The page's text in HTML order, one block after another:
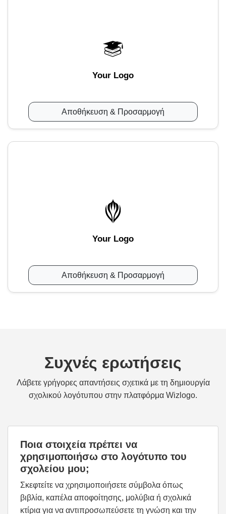
Your Logo
Αποθήκευση & Προσαρμογή
Your Logo
Αποθήκευση & Προσαρμογή
Συχνές ερωτήσεις
Λάβετε γρήγορες απαντήσεις σχετικά με τη δημιουργία
σχολικού λογότυπου στην πλατφόρμα Wizlogo.
Ποια στοιχεία πρέπει να
χρησιμοποιήσω στο λογότυπο του
σχολείου μου;
Σκεφτείτε να χρησιμοποιήσετε σύμβολα όπως
βιβλία, καπέλα αποφοίτησης, μολύβια ή σχολικά
κτίρια για να αντιπροσωπεύσετε τη γνώση και την